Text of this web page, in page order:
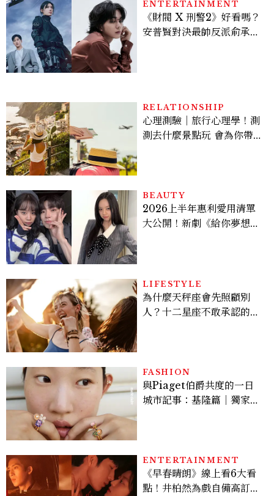
ENTERTAINMENT
《財閥 X 刑警2》好看嗎？
安普賢對決最帥反派俞承
RELATIONSHIP
心理測驗｜旅行心理學！測
測去什麼景點玩 會為你帶來
BEAUTY
2026上半年惠利愛用清單
大公開！新劇《給你夢想》
LIFESTYLE
為什麼天秤座會先照顧別
人？十二星座不敢承認的一
FASHION
與Piaget伯爵共度的一日
城市記事：基隆篇｜獨家影
ENTERTAINMENT
《早春晴朗》線上看6大看
點！井柏然為戲自備高訂，